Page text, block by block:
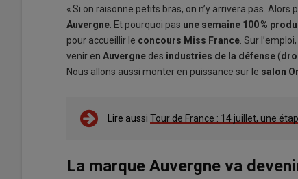
« Si on raisonne petits bras, on n’y arrivera pas. Alors
Auvergne . Et pourquoi pas une semaine 100 %
pour accueillir le concours Miss France . Sur
venir en Auvergne des industries de la défense (
Nous allons aussi monter en puissance sur le salon
Lire aussi Tour de France : 14 juillet, une
La marque Auvergne va